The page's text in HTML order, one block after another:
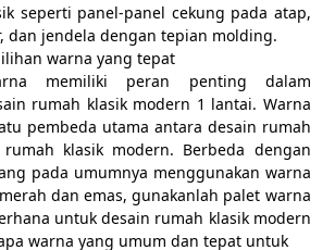
seperti panel-panel cekung pada atap,
dan jendela dengan tepian molding.
warna yang tepat
memiliki peran penting dalam
rumah klasik modern 1 lantai. Warna
pembeda utama antara desain rumah
klasik modern. Berbeda dengan
pada umumnya menggunakan warna
dan emas, gunakanlah palet warna
untuk desain rumah klasik modern
warna yang umum dan tepat untuk